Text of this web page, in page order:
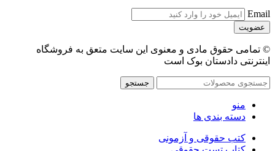
Email
© تمامی حقوق مادی و معنوی این سایت متعق به فروشگاه
اینترنتی دادستان بوک است
جستجو
منو
دسته بندی ها
کتب حقوقی و آزمونی